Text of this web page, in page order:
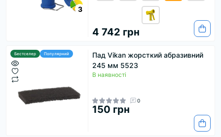
3
4 742 грн
Бестселер Популярний
Пад Vikan жорсткий абразивний
245 мм 5523
В наявності
0
150 грн